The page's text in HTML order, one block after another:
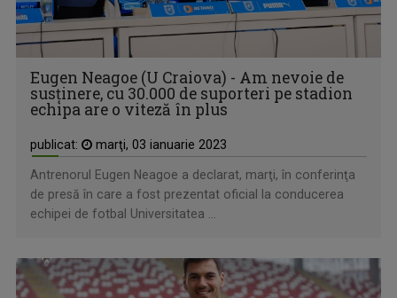
Eugen Neagoe (U Craiova) - Am nevoie de
susţinere, cu 30.000 de suporteri pe stadion
echipa are o viteză în plus
publicat: marţi, 03 ianuarie 2023
Antrenorul Eugen Neagoe a declarat, marţi, în conferinţa
de presă în care a fost prezentat oficial la conducerea
echipei de fotbal Universitatea ...